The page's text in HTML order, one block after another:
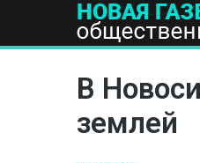
ПОЛИТИКА ОБЩЕСТВО
В
землей